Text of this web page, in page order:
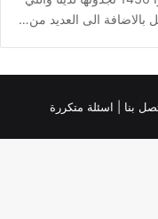
بالاضافة الى العديد من…
بنا | اسئلة متكررة